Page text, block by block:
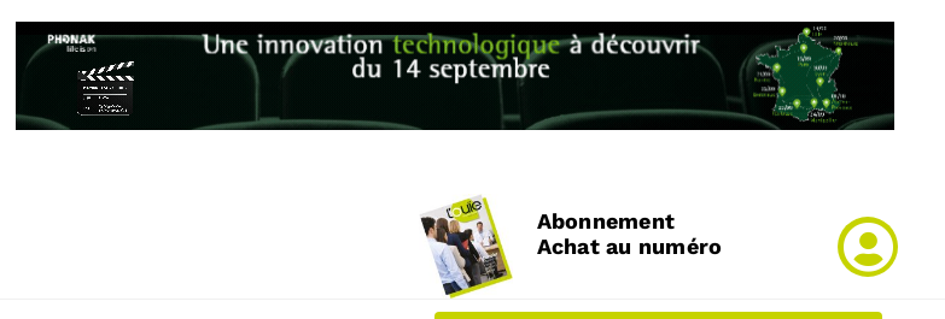
Abonnement
Achat au numéro